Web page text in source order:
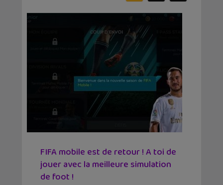
FIFA mobile est de retour ! A toi de
jouer avec la meilleure simulation
de foot !